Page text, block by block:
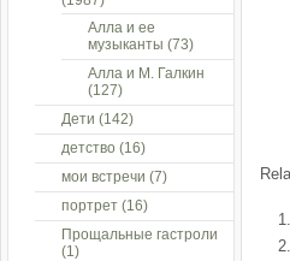
Алла и ее
музыканты (73)
Алла и М. Галкин
(127)
Дети (142)
детство (16)
мои встречи (7)
портрет (16)
Прощальные гастроли
(1)